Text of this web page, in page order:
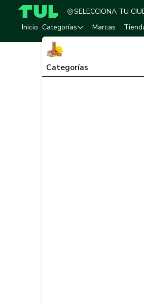
TUL - Tu Marketplace de
SELECCIONA TU
Inicio Categorías
Categorías
Marcas